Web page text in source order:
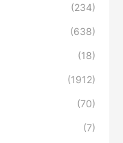
(234)
(638)
(18)
(1912)
(70)
(7)